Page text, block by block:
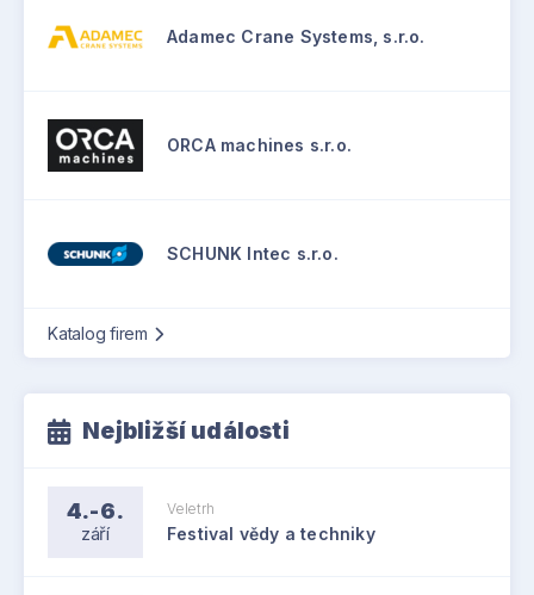
Adamec Crane Systems, s.r.o.
ORCA machines s.r.o.
SCHUNK Intec s.r.o.
Katalog firem
Nejbližší události
4.-6.
září
Veletrh
Festival vědy a techniky